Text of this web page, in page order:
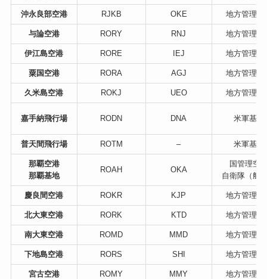
沖永良部空港 RJKB OKE 地方管理空
与論空港 RORY RNJ 地方管理空
伊江島空港 RORE IEJ 地方管理空
粟国空港 RORA AGJ 地方管理空
久米島空港 ROKJ UEO 地方管理空
嘉手納飛行場 RODN DNA 米軍基地
普天間飛行場 ROTM – 米軍基地
那覇空港
那覇基地
ROAH OKA
国管理空
自衛隊（航
慶良間空港 ROKR KJP 地方管理空
北大東空港 RORK KTD 地方管理空
南大東空港 ROMD MMD 地方管理空
下地島空港 RORS SHI 地方管理空
宮古空港 ROMY MMY 地方管理空